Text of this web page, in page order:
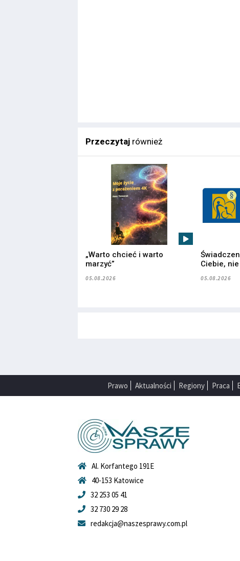
Przeczytaj również
„Warto chcieć i warto
marzyć”
05.08.2026
Ciebie,
05.08.2026
Prawo Aktualności Regiony Praca
Al. Korfantego 191E
40-153 Katowice
32 253 05 41
32 730 29 28
redakcja@naszesprawy.com.pl